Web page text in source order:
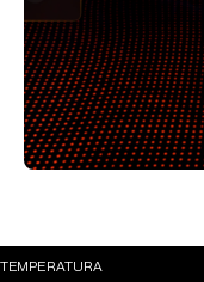
TEMPERATURA